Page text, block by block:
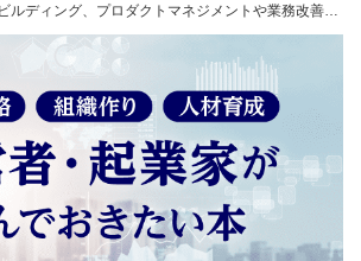
ルディング、プロダクトマネジメントや業務改善…